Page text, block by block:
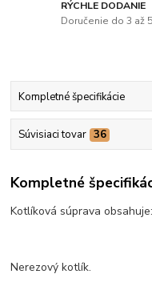
RÝCHLE DODANIE
Doručenie do 3 až
Kompletné špecifikácie
Súvisiaci tovar 36
Kompletné
Kotlíková súprava obsahuje:
Nerezový kotlík.